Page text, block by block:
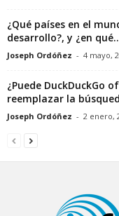
¿Qué países en el
desarrollo?, y ¿en
Joseph Ordóñez - 4 mayo,
¿Puede DuckDuckGo
reemplazar la
Joseph Ordóñez - 2 enero,